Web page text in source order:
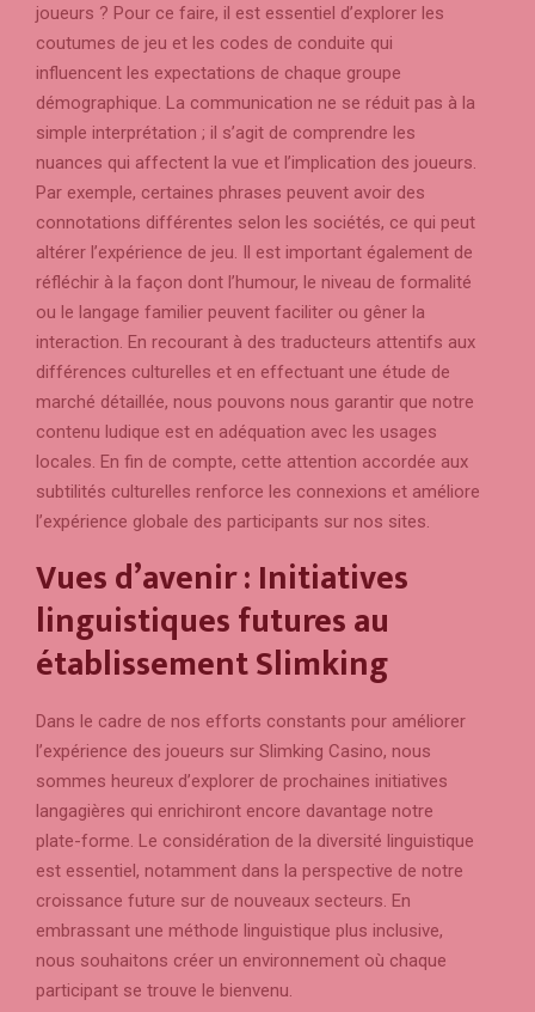
joueurs ? Pour ce faire, il est essentiel d’explorer les
coutumes de jeu et les codes de conduite qui
influencent les expectations de chaque groupe
démographique. La communication ne se réduit pas à la
simple interprétation ; il s’agit de comprendre les
nuances qui affectent la vue et l’implication des joueurs.
Par exemple, certaines phrases peuvent avoir des
connotations différentes selon les sociétés, ce qui peut
altérer l’expérience de jeu. Il est important également de
réfléchir à la façon dont l’humour, le niveau de formalité
ou le langage familier peuvent faciliter ou gêner la
interaction. En recourant à des traducteurs attentifs aux
différences culturelles et en effectuant une étude de
marché détaillée, nous pouvons nous garantir que notre
contenu ludique est en adéquation avec les usages
locales. En fin de compte, cette attention accordée aux
subtilités culturelles renforce les connexions et améliore
l’expérience globale des participants sur nos sites.
Vues d’avenir : Initiatives
linguistiques futures au
établissement Slimking
Dans le cadre de nos efforts constants pour améliorer
l’expérience des joueurs sur Slimking Casino, nous
sommes heureux d’explorer de prochaines initiatives
langagières qui enrichiront encore davantage notre
plate-forme. Le considération de la diversité linguistique
est essentiel, notamment dans la perspective de notre
croissance future sur de nouveaux secteurs. En
embrassant une méthode linguistique plus inclusive,
nous souhaitons créer un environnement où chaque
participant se trouve le bienvenu.